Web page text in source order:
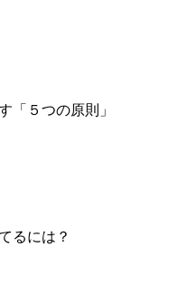
「５つの原則」
るには？